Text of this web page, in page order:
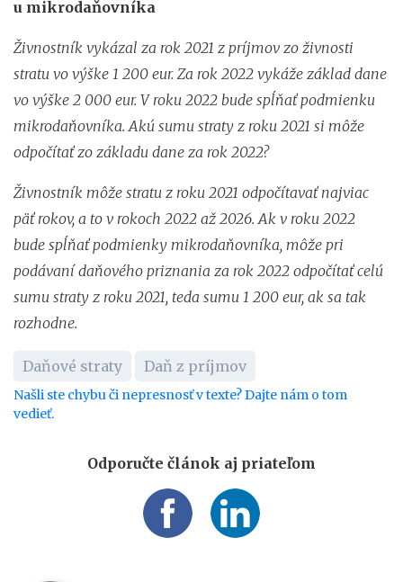
u mikrodaňovníka
Živnostník vykázal za rok 2021 z príjmov zo živnosti
stratu vo výške 1 200 eur. Za rok 2022 vykáže základ dane
vo výške 2 000 eur. V roku 2022 bude spĺňať podmienku
mikrodaňovníka. Akú sumu straty z roku 2021 si môže
odpočítať zo základu dane za rok 2022?
Živnostník môže stratu z roku 2021 odpočítavať najviac
päť rokov, a to v rokoch 2022 až 2026. Ak v roku 2022
bude spĺňať podmienky mikrodaňovníka, môže pri
podávaní daňového priznania za rok 2022 odpočítať celú
sumu straty z roku 2021, teda sumu 1 200 eur, ak sa tak
rozhodne.
Daňové straty Daň z príjmov
Našli ste chybu či nepresnosť v texte? Dajte nám o tom
vedieť.
Odporučte článok aj priateľom